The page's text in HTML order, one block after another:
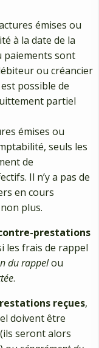
émises ou
à la date de la
paiements sont
ou créancier
possible de
partiel
émises ou
seuls les
de
Il n’y a pas de
en cours
non plus.
prestations
les frais de rappel
du rappelou
.
reçues,
doivent être
(ils seront alors